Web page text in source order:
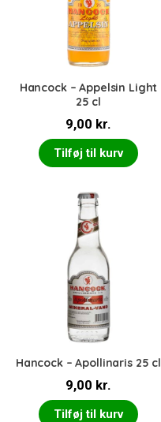
Hancock – Appelsin Light
25 cl
9,00 kr.
Tilføj til kurv
Hancock – Apollinaris 25 cl
9,00 kr.
Tilføj til kurv